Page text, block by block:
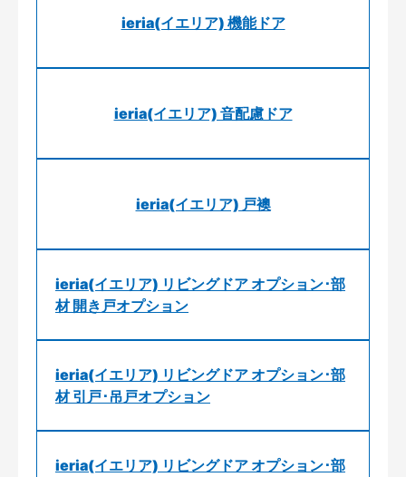
ieria(イエリア) 機能ドア
ieria(イエリア) 音配慮ドア
ieria(イエリア) 戸襖
ieria(イエリア) リビングドア オプション･部
材 開き戸オプション
ieria(イエリア) リビングドア オプション･部
材 引戸･吊戸オプション
ieria(イエリア) リビングドア オプション･部